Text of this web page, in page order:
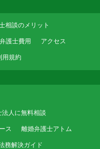
相談のメリット
弁護士費用 アクセス
用規約
人に無料相談
ス 離婚弁護士アトム
務解決ガイド